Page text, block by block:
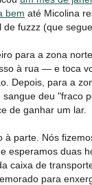
bem até Micolina
fuzzz (que
para a zona
à rua ― e toca
Depois, para a
deu "fraco
de ganhar um lar.
parte. Nós
esperamos duas
caixa de
para